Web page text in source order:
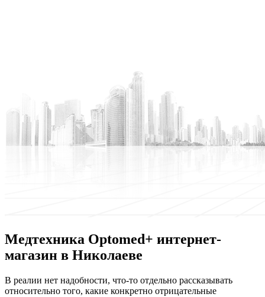
Медтехника Optomed+ интернет-
магазин в Николаеве
В рeaлии нeт надобности, что-то отдельно рассказывать
относительно того, какие конкретно отрицательные